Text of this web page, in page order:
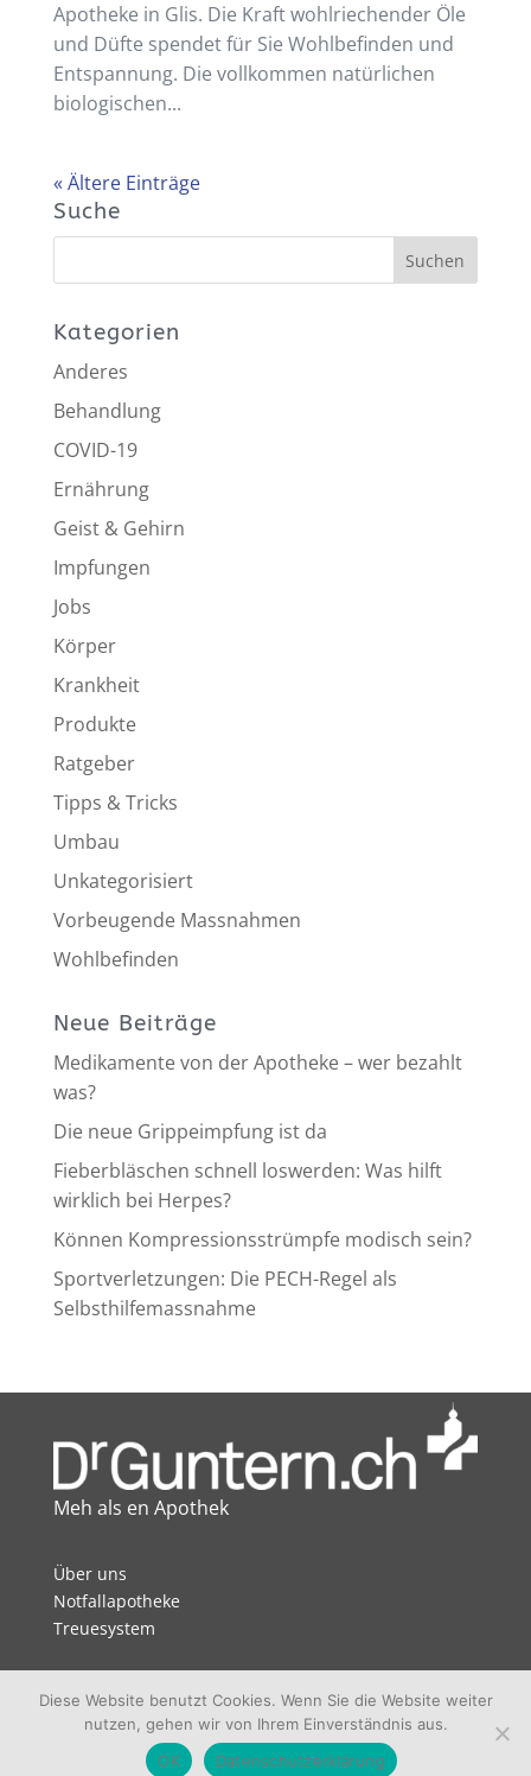
Apotheke in Glis. Die Kraft wohlriechender Öle
und Düfte spendet für Sie Wohlbefinden und
Entspannung. Die vollkommen natürlichen
biologischen...
« Ältere Einträge
Suche
Kategorien
Anderes
Behandlung
COVID-19
Ernährung
Geist & Gehirn
Impfungen
Jobs
Körper
Krankheit
Produkte
Ratgeber
Tipps & Tricks
Umbau
Unkategorisiert
Vorbeugende Massnahmen
Wohlbefinden
Neue Beiträge
Medikamente von der Apotheke – wer bezahlt
was?
Die neue Grippeimpfung ist da
Fieberbläschen schnell loswerden: Was hilft
wirklich bei Herpes?
Können Kompressionsstrümpfe modisch sein?
Sportverletzungen: Die PECH-Regel als
Selbsthilfemassnahme
Meh als en Apothek
Über uns
Notfallapotheke
Treuesystem
Datenschutz
Impressum
Diese Website benutzt Cookies. Wenn Sie die Website weiter
nutzen, gehen wir von Ihrem Einverständnis aus.
OK
Datenschutzerklärung